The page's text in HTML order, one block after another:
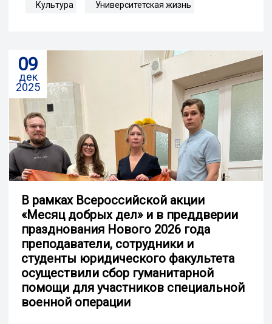
Культура Университетская жизнь
09
дек
2025
В рамках Всероссийской акции
«Месяц добрых дел» и в преддверии
празднования Нового 2026 года
преподаватели, сотрудники и
студенты юридического факультета
осуществили сбор гуманитарной
помощи для участников специальной
военной операции